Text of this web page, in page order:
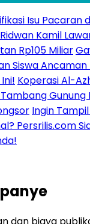
Isu Pacaran
Ridwan Kamil
Rp105 Miliar
Siswa Ancaman
Koperasi Al-
Gunung
Ingin
Persrilis.com